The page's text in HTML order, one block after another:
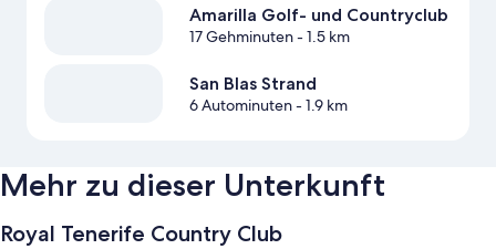
Amarilla Golf- und Countryclub
17 Gehminuten- 1.5 km
San Blas Strand
6 Autominuten- 1.9 km
Mehr zu dieser Unterkunft
Royal Tenerife Country Club